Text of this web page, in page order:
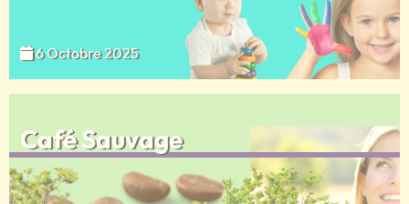
6 Octobre 2025
Café Sauvage